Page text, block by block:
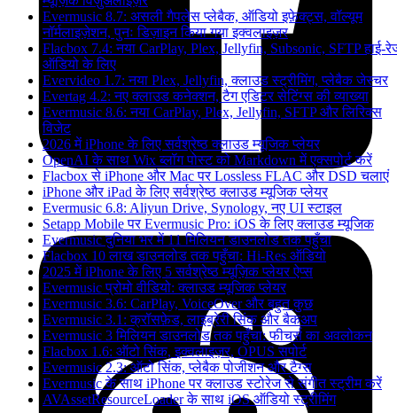
Evermusic 8.7: असली गैपलेस प्लेबैक, ऑडियो इफ़ेक्ट्स, वॉल्यूम
नॉर्मलाइज़ेशन, पुनः डिज़ाइन किया गया इक्वलाइज़र
Flacbox 7.4: नया CarPlay, Plex, Jellyfin, Subsonic, SFTP हाई-
ऑडियो के लिए
Evervideo 1.7: नया Plex, Jellyfin, क्लाउड स्ट्रीमिंग, प्लेबैक जेस्चर
Evertag 4.2: नए क्लाउड कनेक्शन, टैग एडिटर सेटिंग्स की व्याख्या
Evermusic 8.6: नया CarPlay, Plex, Jellyfin, SFTP और लिरिक्स
विजेट
2026 में iPhone के लिए सर्वश्रेष्ठ क्लाउड म्यूजिक प्लेयर
OpenAI के साथ Wix ब्लॉग पोस्ट को Markdown में एक्सपोर्ट करें
Flacbox से iPhone और Mac पर Lossless FLAC और DSD चलाएं
iPhone और iPad के लिए सर्वश्रेष्ठ क्लाउड म्यूजिक प्लेयर
Evermusic 6.8: Aliyun Drive, Synology, नए UI स्टाइल
Setapp Mobile पर Evermusic Pro: iOS के लिए क्लाउड म्यूजिक
Evermusic दुनिया भर में 11 मिलियन डाउनलोड तक पहुँचा
Flacbox 10 लाख डाउनलोड तक पहुँचा: Hi-Res ऑडियो
2025 में iPhone के लिए 5 सर्वश्रेष्ठ म्यूज़िक प्लेयर ऐप्स
Evermusic प्रोमो वीडियो: क्लाउड म्यूजिक प्लेयर
Evermusic 3.6: CarPlay, VoiceOver और बहुत कुछ
Evermusic 3.1: क्रॉसफ़ेड, लाइब्रेरी सिंक और बैकअप
Evermusic 3 मिलियन डाउनलोड तक पहुँचा: फीचर्स का अवलोकन
Flacbox 1.6: ऑटो सिंक, इक्वलाइज़र, OPUS सपोर्ट
Evermusic 2.3: ऑटो सिंक, प्लेबैक पोजीशन और टैग्स
Evermusic के साथ iPhone पर क्लाउड स्टोरेज से संगीत स्ट्रीम करें
AVAssetResourceLoader के साथ iOS ऑडियो स्ट्रीमिंग